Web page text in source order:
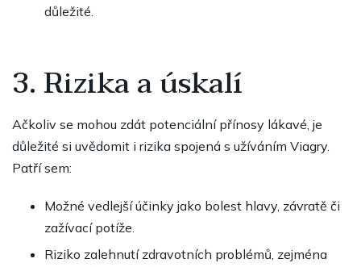
důležité.
3. Rizika a úskalí
Ačkoliv se mohou zdát potenciální přínosy lákavé, je
důležité si uvědomit i rizika spojená s užíváním Viagry.
Patří sem:
Možné vedlejší účinky jako bolest hlavy, závratě či
zažívací potíže.
Riziko zalehnutí zdravotních problémů, zejména